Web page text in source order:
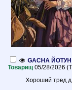
GACHA
Товарищ 05/28/2026
Хороший тред